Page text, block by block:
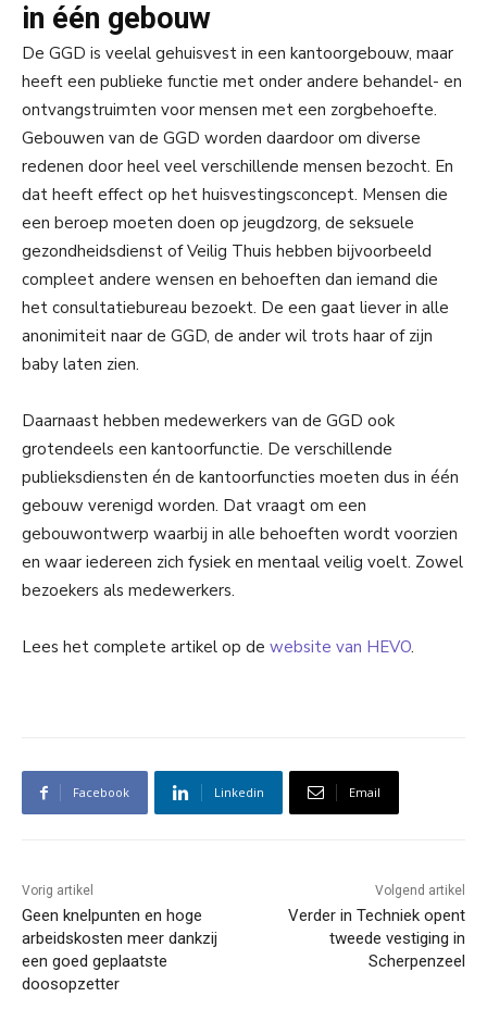
in één gebouw
De GGD is veelal gehuisvest in een kantoorgebouw, maar
heeft een publieke functie met onder andere behandel- en
ontvangstruimten voor mensen met een zorgbehoefte.
Gebouwen van de GGD worden daardoor om diverse
redenen door heel veel verschillende mensen bezocht. En
dat heeft effect op het huisvestingsconcept. Mensen die
een beroep moeten doen op jeugdzorg, de seksuele
gezondheidsdienst of Veilig Thuis hebben bijvoorbeeld
compleet andere wensen en behoeften dan iemand die
het consultatiebureau bezoekt. De een gaat liever in alle
anonimiteit naar de GGD, de ander wil trots haar of zijn
baby laten zien.
Daarnaast hebben medewerkers van de GGD ook
grotendeels een kantoorfunctie. De verschillende
publieksdiensten én de kantoorfuncties moeten dus in één
gebouw verenigd worden. Dat vraagt om een
gebouwontwerp waarbij in alle behoeften wordt voorzien
en waar iedereen zich fysiek en mentaal veilig voelt. Zowel
bezoekers als medewerkers.
Lees het complete artikel op de website van HEVO.
Facebook Linkedin Email
Vorig artikel
Geen knelpunten en hoge
arbeidskosten meer dankzij
een goed geplaatste
doosopzetter
Volgend artikel
Verder in Techniek opent
tweede vestiging in
Scherpenzeel